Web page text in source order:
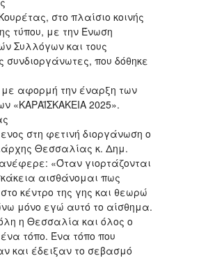
στο πλαίσιο κοινής
τύπου, με την Ένωση
Συλλόγων και τους
συνδιοργάνωτες, που δόθηκε
αφορμή την έναρξη των
«ΚΑΡΑΪΣΚΑΚΕΙΑ 2025».
στη φετινή διοργάνωση ο
Θεσσαλίας κ. Δημ.
«Όταν γιορτάζονται
αισθάνομαι πως
κέντρο της γης και θεωρώ
μόνο εγώ αυτό το αίσθημα.
η Θεσσαλία και όλος ο
τόπο. Ένα τόπο που
και έδειξαν το σεβασμό